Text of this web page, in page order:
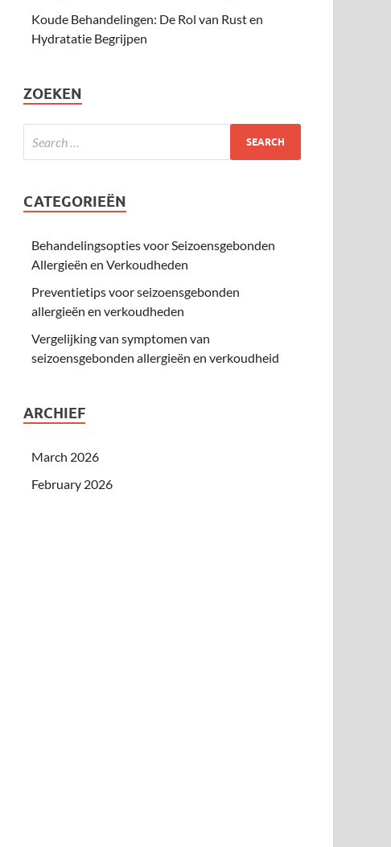
Koude Behandelingen: De Rol van Rust en
Hydratatie Begrijpen
ZOEKEN
CATEGORIEËN
Behandelingsopties voor Seizoensgebonden
Allergieën en Verkoudheden
Preventietips voor seizoensgebonden
allergieën en verkoudheden
Vergelijking van symptomen van
seizoensgebonden allergieën en verkoudheid
ARCHIEF
March 2026
February 2026